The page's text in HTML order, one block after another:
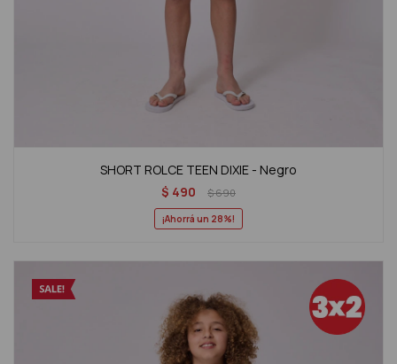
SHORT ROLCE TEEN DIXIE - Negro
$ 490 $690
28